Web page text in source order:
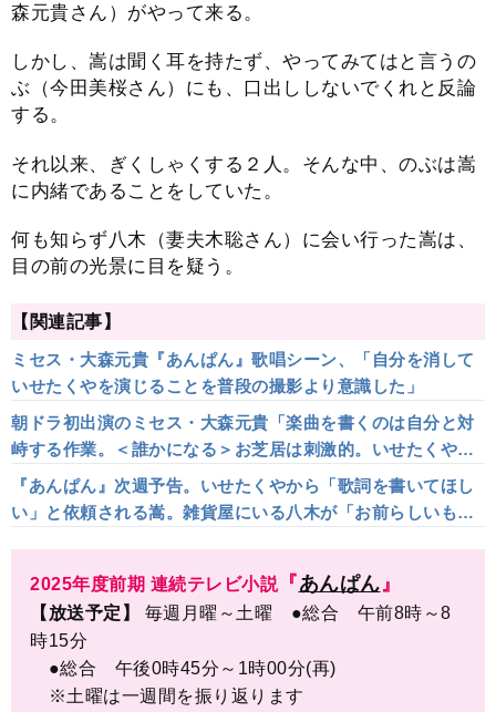
森元貴さん）がやって来る。
しかし、嵩は聞く耳を持たず、やってみてはと言うの
ぶ（今田美桜さん）にも、口出ししないでくれと反論
する。
それ以来、ぎくしゃくする２人。そんな中、のぶは嵩
に内緒であることをしていた。
何も知らず八木（妻夫木聡さん）に会い行った嵩は、
目の前の光景に目を疑う。
【関連記事】
ミセス・大森元貴『あんぱん』歌唱シーン、「自分を消して
いせたくやを演じることを普段の撮影より意識した」
朝ドラ初出演のミセス・大森元貴「楽曲を書くのは自分と対
峙する作業。＜誰かになる＞お芝居は刺激的。いせたくやと
して『あんぱん』の歯車に」
『あんぱん』次週予告。いせたくやから「歌詞を書いてほし
い」と依頼される嵩。雑貨屋にいる八木が「お前らしいもの
2025年度前期 連続テレビ小説『あんぱん 』
【放送予定】 毎週月曜～土曜 ●総合 午前8時～8
時15分
●総合 午後0時45分～1時00分(再)
※土曜は一週間を振り返ります